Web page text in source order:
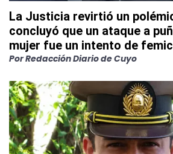
La Justicia revirtió un
concluyó que un ataque a
mujer fue un intento de
PorRedacción Diario de Cuyo